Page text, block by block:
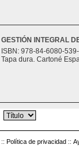
GESTIÓN INTEGRAL
ISBN: 978-84-6080-
Tapa dura. Cartoné
:: Política de privacidad ::